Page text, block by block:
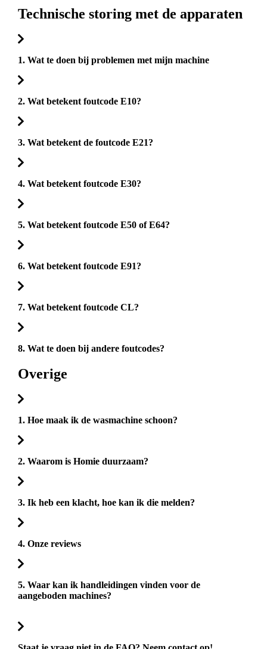
Technische storing met de apparaten
1. Wat te doen bij problemen met mijn machine
2. Wat betekent foutcode E10?
3. Wat betekent de foutcode E21?
4. Wat betekent foutcode E30?
5. Wat betekent foutcode E50 of E64?
6. Wat betekent foutcode E91?
7. Wat betekent foutcode CL?
8. Wat te doen bij andere foutcodes?
Overige
1. Hoe maak ik de wasmachine schoon?
2. Waarom is Homie duurzaam?
3. Ik heb een klacht, hoe kan ik die melden?
4. Onze reviews
5. Waar kan ik handleidingen vinden voor de
aangeboden machines?